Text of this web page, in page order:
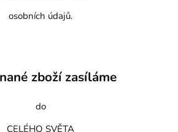
osobních údajů.
zboží zasíláme
do
CELÉHO SVĚTA